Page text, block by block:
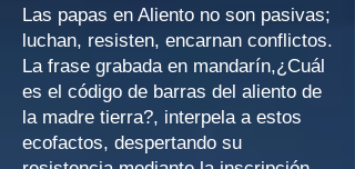
Las papas en Aliento no son pasivas;
luchan, resisten, encarnan conflictos.
La frase grabada en mandarín,¿Cuál
es el código de barras del aliento de
la madre tierra?, interpela a estos
ecofactos, despertando su